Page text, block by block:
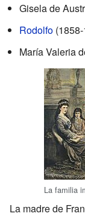
Gisela de
Rodolfo
María Valeria
La familia
La madre de